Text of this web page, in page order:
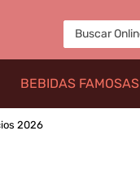
BEBIDAS FAMOSAS
2026